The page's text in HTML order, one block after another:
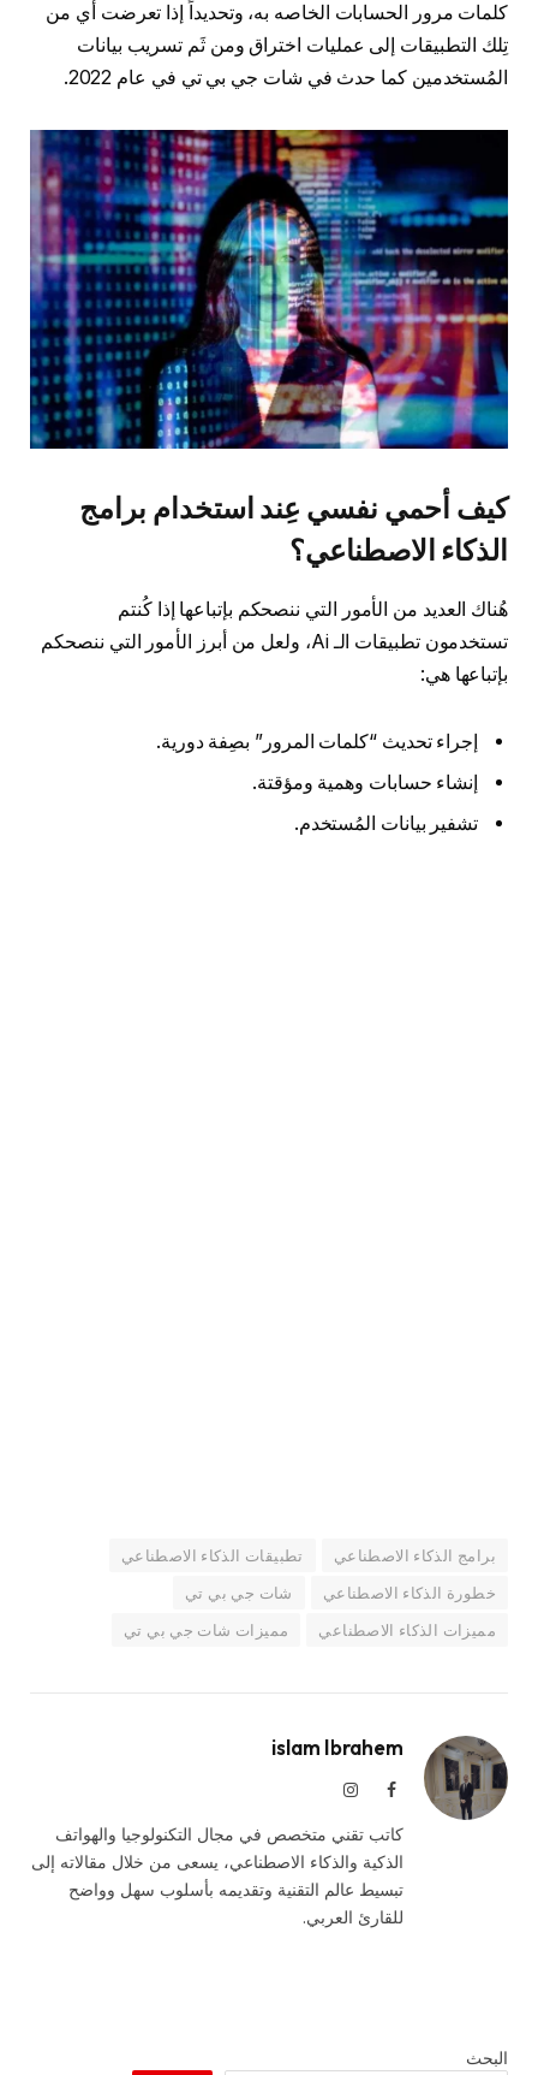
كلمات مرور الحسابات الخاصه به، وتحديداً إذا تعرضت أي من
تِلك التطبيقات إلى عمليات اختراق ومن ثَم تسريب بيانات
المُستخدمين كما حدث في شات جي بي تي في عام 2022.
كيف أحمي نفسي عِند استخدام برامج
الذكاء الاصطناعي؟
هُناك العديد من الأمور التي ننصحكم بإتباعها إذا كُنتم
تستخدمون تطبيقات الـ Ai، ولعل من أبرز الأمور التي ننصحكم
بإتباعها هي:
إجراء تحديث “كلمات المرور” بصِفة دورية.
إنشاء حسابات وهمية ومؤقتة.
تشفير بيانات المُستخدم.
برامج الذكاء الاصطناعي
تطبيقات الذكاء الاصطناعي
خطورة الذكاء الاصطناعي
شات جي بي تي
مميزات الذكاء الاصطناعي
مميزات شات جي بي تي
islam Ibrahem
فيسبوكالانستغرام
كاتب تقني متخصص في مجال التكنولوجيا والهواتف
الذكية والذكاء الاصطناعي، يسعى من خلال مقالاته إلى
تبسيط عالم التقنية وتقديمه بأسلوب سهل وواضح
للقارئ العربي.
البحث